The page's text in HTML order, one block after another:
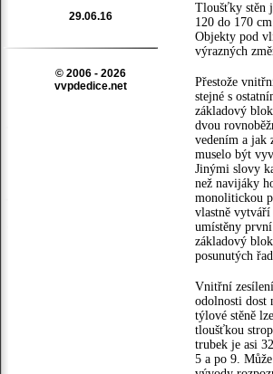
29.06.16
© 2006 - 2026
vvpdedice.net
Tloušťky stěn
120 do 170
Objekty pod
výrazných
Přestože
stejné s
základový
dvou
vedením a jak
muselo být
Jinými slovy
než navijáky
monolitickou
vlastně
umístěny
základový
posunutých
Vnitřní
odolnosti dost
týlové stěně
tloušťkou
trubek je asi
5 a po 9.